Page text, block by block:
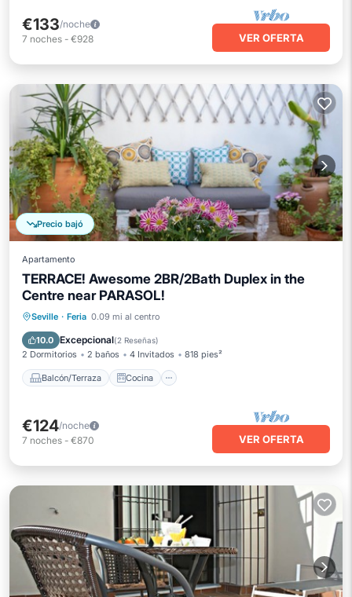
€133/noche
7 noches - €928 VER OFERTA
Precio bajó
Apartamento
TERRACE! Awesome 2BR/2Bath Duplex in the
Centre near PARASOL!
Seville · Feria 0.09 mi al centro
10.0 Excepcional(2 Reseñas)
2 Dormitorios 2 baños 4 Invitados 818 pies²
Balcón/Terraza Cocina
Balcón/Terraza
Aire acondicionado
€124/noche
7 noches - €870 VER OFERTA